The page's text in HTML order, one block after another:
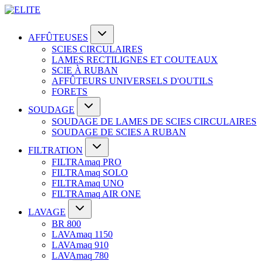
AFFÛTEUSES
SCIES CIRCULAIRES
LAMES RECTILIGNES ET COUTEAUX
SCIE À RUBAN
AFFÛTEURS UNIVERSELS D'OUTILS
FORETS
SOUDAGE
SOUDAGE DE LAMES DE SCIES CIRCULAIRES
SOUDAGE DE SCIES A RUBAN
FILTRATION
FILTRAmaq PRO
FILTRAmaq SOLO
FILTRAmaq UNO
FILTRAmaq AIR ONE
LAVAGE
BR 800
LAVAmaq 1150
LAVAmaq 910
LAVAmaq 780